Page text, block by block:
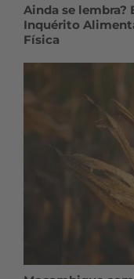
Ainda se lembra?
Inquérito
Física